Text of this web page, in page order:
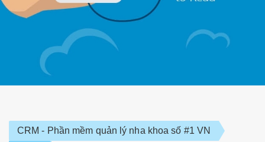
CRM - Phần mềm quản lý nha khoa số #1 VN